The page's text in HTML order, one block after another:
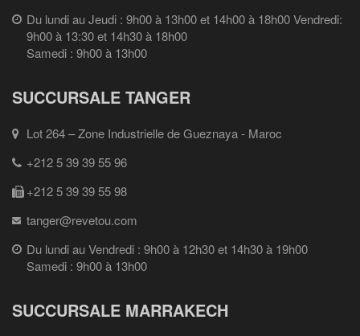
Du lundi au Jeudi : 9h00 à 13h00 et 14h00 à 18h00 Vendredi:
9h00 à 13:30 et 14h30 à 18h00
Samedi : 9h00 à 13h00
SUCCURSALE TANGER
Lot 264 – Zone Industrielle de Gueznaya - Maroc
+212 5 39 39 55 96
+212 5 39 39 55 98
tanger@revetou.com
Du lundi au Vendredi : 9h00 à 12h30 et 14h30 à 19h00
Samedi : 9h00 à 13h00
SUCCURSALE MARRAKECH